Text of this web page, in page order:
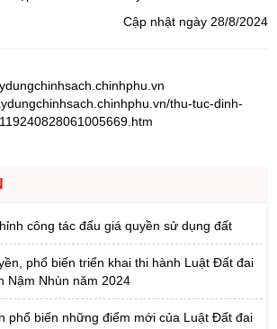
Cập nhật ngày 28/8/2024
thu-tuc-dinh-
công tác đấu giá quyền sử dụng đất
phổ biến triển khai thi hành Luật Đất đai
Nậm Nhùn năm 2024
phổ biến những điểm mới của Luật Đất đai